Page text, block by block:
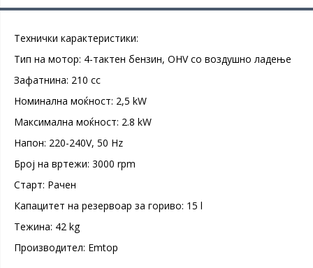
Технички карактеристики:
Тип на мотор: 4-тактен бензин, OHV со воздушно ладење
Зафатнина: 210 cc
Номинална моќност: 2,5 kW
Максимална моќност: 2.8 kW
Напон: 220-240V, 50 Hz
Број на вртежи: 3000 rpm
Старт: Рачен
Капацитет на резервоар за гориво: 15 l
Teжина: 42 kg
Производител: Emtop